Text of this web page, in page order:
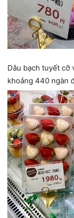
Dâu bạch tuyết cỡ
khoảng 440 ngàn